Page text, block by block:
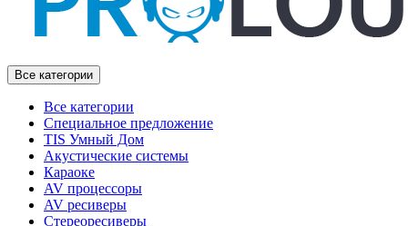
Все категории
Все категории
Специальное предложение
TIS Умный Дом
Акустические системы
Караоке
AV процессоры
AV ресиверы
Стереоресиверы